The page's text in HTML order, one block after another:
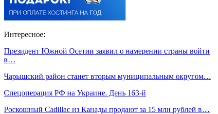
Интересное:
Президент Южной Осетии заявил о намерении страны войти
в…
Чарышский район станет вторым муниципальным округом…
Спецоперация РФ на Украине. День 163-й
Роскошный Cadillac из Канады продают за 15 млн рублей в…